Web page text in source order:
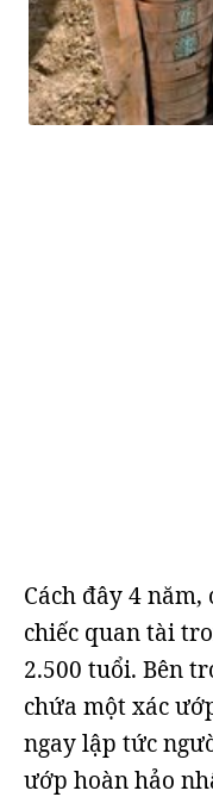
Cách đây 4
chiếc quan tài
2.500 tuổi. Bên
chứa một xác
ngay lập tức
ướp hoàn hảo